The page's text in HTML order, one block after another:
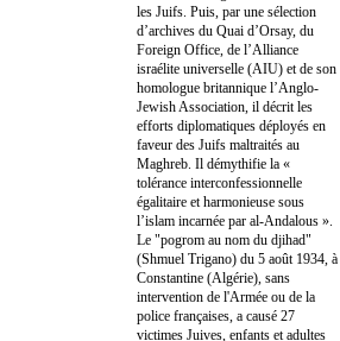
les Juifs. Puis, par une sélection
d’archives du Quai d’Orsay, du
Foreign Office, de l’Alliance
israélite universelle (AIU) et de son
homologue britannique l’Anglo-
Jewish Association, il décrit les
efforts diplomatiques déployés en
faveur des Juifs maltraités au
Maghreb. Il démythifie la «
tolérance interconfessionnelle
égalitaire et harmonieuse sous
l’islam incarnée par al-Andalous ».
Le "pogrom au nom du djihad"
(Shmuel Trigano) du 5 août 1934, à
Constantine (Algérie), sans
intervention de l'Armée ou de la
police françaises, a causé 27
victimes Juives, enfants et adultes